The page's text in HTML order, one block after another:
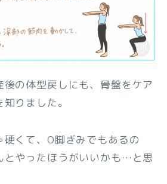
の体型戻しにも、骨盤をケア
りました。
くて、O脚ぎみでもあるの
とやったほうがいいかも…と思